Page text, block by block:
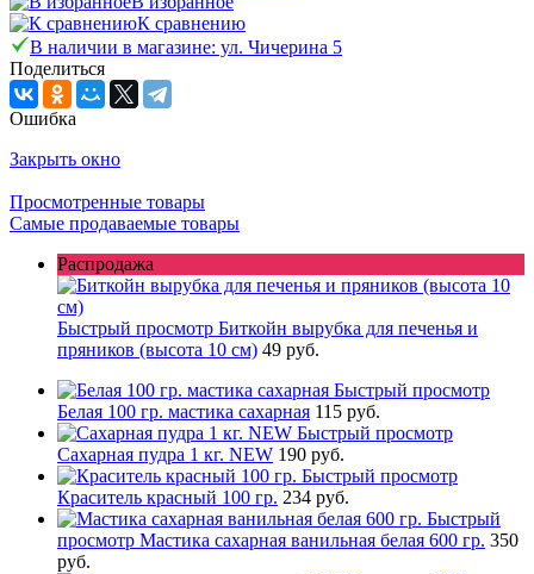
К сравнению
В наличии в магазине: ул. Чичерина 5
Поделиться
Ошибка
Закрыть окно
Просмотренные товары
Самые продаваемые товары
Распродажа
Быстрый просмотр Биткойн вырубка для печенья и
пряников (высота 10 см) 49 руб.
Быстрый просмотр
Белая 100 гр. мастика сахарная 115 руб.
Быстрый просмотр
Сахарная пудра 1 кг. NEW 190 руб.
Быстрый просмотр
Краситель красный 100 гр. 234 руб.
Быстрый
просмотр Мастика сахарная ванильная белая 600 гр. 350
руб.